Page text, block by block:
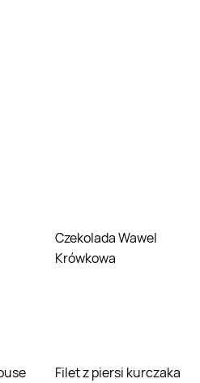
Czekolada Wawel
Krówkowa
Filet z piersi kurczaka